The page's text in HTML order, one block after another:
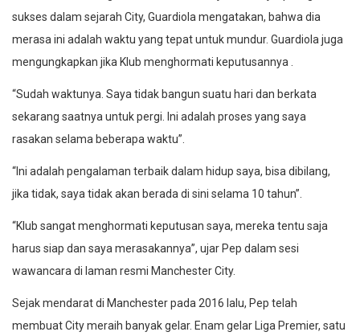
sukses dalam sejarah City, Guardiola mengatakan, bahwa dia
merasa ini adalah waktu yang tepat untuk mundur. Guardiola juga
mengungkapkan jika Klub menghormati keputusannya .
“Sudah waktunya. Saya tidak bangun suatu hari dan berkata
sekarang saatnya untuk pergi. Ini adalah proses yang saya
rasakan selama beberapa waktu”.
“Ini adalah pengalaman terbaik dalam hidup saya, bisa dibilang,
jika tidak, saya tidak akan berada di sini selama 10 tahun”.
“Klub sangat menghormati keputusan saya, mereka tentu saja
harus siap dan saya merasakannya”, ujar Pep dalam sesi
wawancara di laman resmi Manchester City.
Sejak mendarat di Manchester pada 2016 lalu, Pep telah
membuat City meraih banyak gelar. Enam gelar Liga Premier, satu